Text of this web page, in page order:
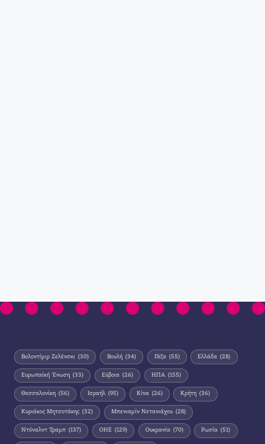
Βολοντίμιρ Ζελένσκι (30) Βουλή (34) Γάζα (55) Ελλάδα (28)
Ευρωπαϊκή Ένωση (33) Εύβοια (26) ΗΠΑ (155)
Θεσσαλονίκη (56) Ισραήλ (95) Κίνα (26) Κρήτη (36)
Κυριάκος Μητσοτάκης (32) Μπενιαμίν Νετανιάχου (28)
Ντόναλντ Τραμπ (137) ΟΗΕ (129) Ουκρανία (70) Ρωσία (51)